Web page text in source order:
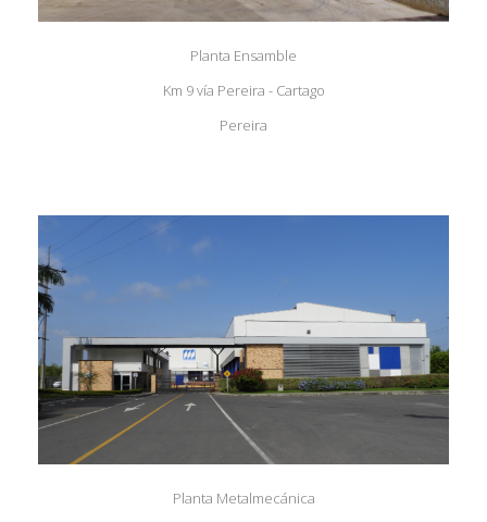
Planta Ensamble
Km 9 vía Pereira - Cartago
Pereira
Planta Metalmecánica